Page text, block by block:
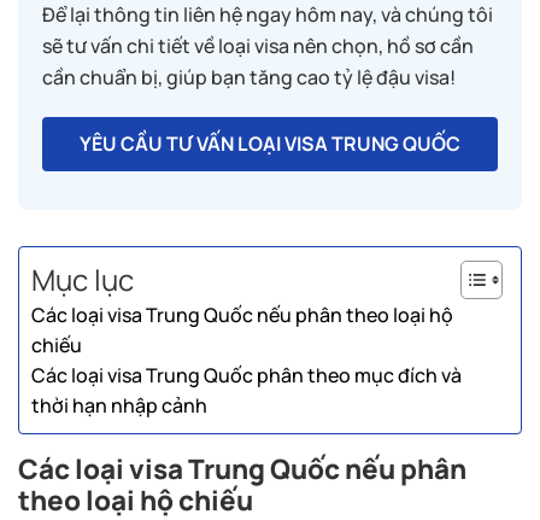
Để lại thông tin liên hệ ngay hôm nay, và chúng tôi
sẽ tư vấn chi tiết về loại visa nên chọn, hồ sơ cần
cần chuẩn bị, giúp bạn tăng cao tỷ lệ đậu visa!
YÊU CẦU TƯ VẤN LOẠI VISA TRUNG QUỐC
Mục lục
Các loại visa Trung Quốc nếu phân theo loại hộ
chiếu
Các loại visa Trung Quốc phân theo mục đích và
thời hạn nhập cảnh
Các loại visa Trung Quốc nếu phân
theo loại hộ chiếu